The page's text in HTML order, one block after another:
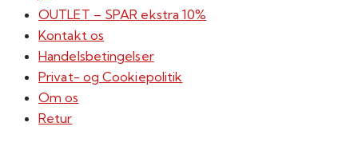
OUTLET – SPAR ekstra 10%
Kontakt os
Handelsbetingelser
Privat- og Cookiepolitik
Om os
Retur